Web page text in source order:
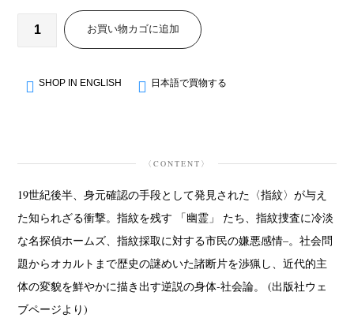
お買い物カゴに追加
SHOP IN ENGLISH 日本語で買物する
〈CONTENT〉
19世紀後半、身元確認の手段として発見された〈指紋〉が与え
た知られざる衝撃。指紋を残す 「幽霊」 たち、指紋捜査に冷淡
な名探偵ホームズ、指紋採取に対する市民の嫌悪感情–。社会問
題からオカルトまで歴史の謎めいた諸断片を渉猟し、近代的主
体の変貌を鮮やかに描き出す逆説の身体‐社会論。 (出版社ウェ
ブページより)